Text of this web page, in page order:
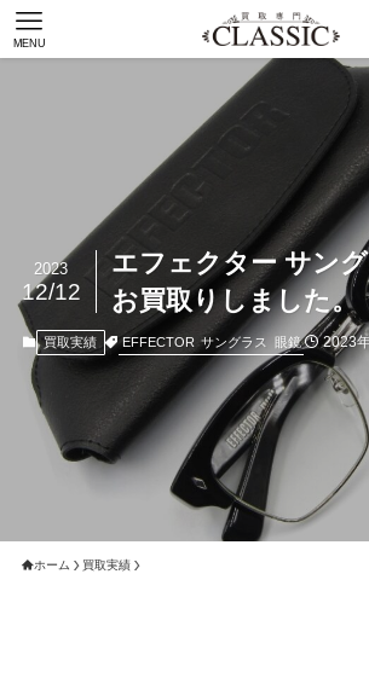
MENU
エフェクター サン
お買取りしました。
2023
12/12
買取実績 EFFECTOR サングラス 眼鏡 2023
ホーム 買取実績